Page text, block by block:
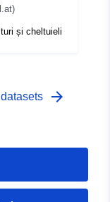
și cheltuieli
arrow_forward